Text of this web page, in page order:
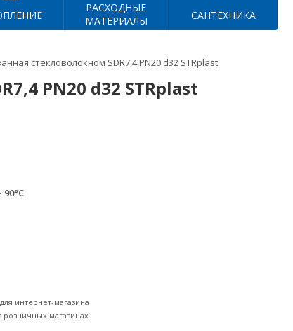
РАСХОДНЫЕ
МАТЕРИАЛЫ
САНТЕХНИКА
стекловолокном SDR7,4 PN20 d32 STRplast
PN20 d32 STRplast
90°С
интернет-магазина
розничных магазинах